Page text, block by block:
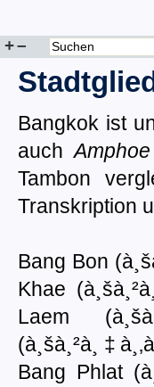
+–
Bangkok ist
auchAmphoe
Tambon
Transkription
Bang Bon
Khae
Laem
Bang Phlat